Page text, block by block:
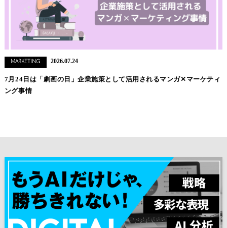
MARKETING 2026.07.24
7月24日は「劇画の日」企業施策として活用されるマンガ✕マーケティ
ング事情